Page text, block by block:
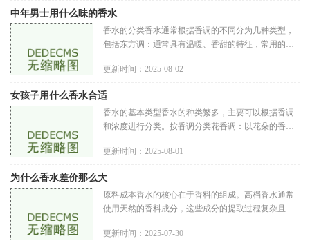
中年男士用什么味的香水
香水的分类香水通常根据香调的不同分为几种类型，
包括东方调：通常具有温暖、香甜的特征，常用的成
木质调：这类香水的香气深
更新时间：2025-08-02
女孩子用什么香水合适
香水的基本类型香水的种类繁多，主要可以根据香调
和浓度进行分类。按香调分类花香调：以花朵的香气
轻女孩和初恋的感觉。果香
更新时间：2025-08-01
为什么香水差价那么大
原料成本香水的核心在于香料的组成。高档香水通常
使用天然的香料成分，这些成分的提取过程复杂且成
取，需要大量的原材料，且其
更新时间：2025-07-30